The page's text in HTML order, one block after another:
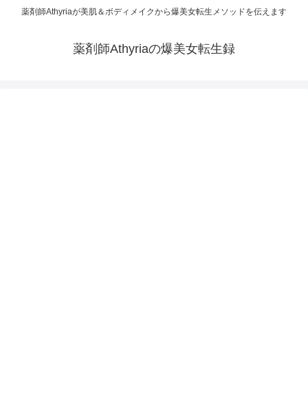
薬剤師Athyriaが美肌＆ボディメイクから爆美女転生メソッドを伝えます
薬剤師Athyriaの爆美女転生録